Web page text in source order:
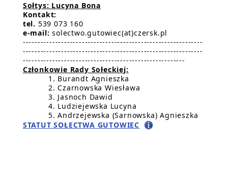
Sołtys: Lucyna Bona
Kontakt:
tel. 539 073 160
e-mail:solectwo.gutowiec(at)czersk.pl
-------------------------------------------------------------
-------------------------------------------------------------
-------------------------------------------------------
Członkowie Rady Sołeckiej:
Burandt Agnieszka
Czarnowska Wiesława
Jasnoch Dawid
Ludziejewska Lucyna
Andrzejewska (Sarnowska) Agnieszka
STATUT SOŁECTWA GUTOWIEC